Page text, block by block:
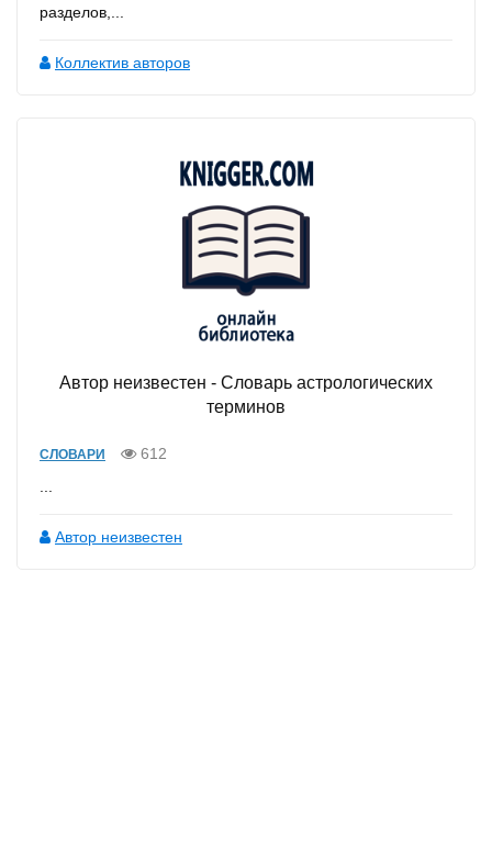
разделов,...
Коллектив авторов
Автор неизвестен - Словарь астрологических
терминов
СЛОВАРИ
612
Автор неизвестен